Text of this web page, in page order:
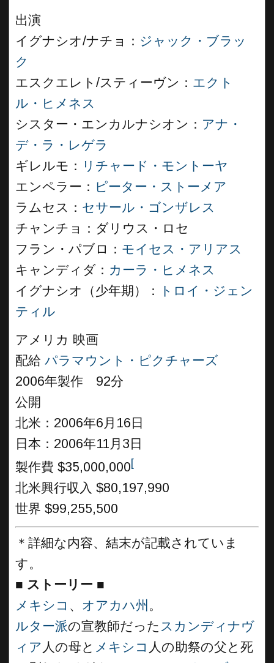
出演
イグナシオ/ナチョ： ジャック・ブラッ
ク
エスクエレト/スティーヴン： エクト
ル・ヒメネス
シスター・エンカルナシオン： アナ・
デ・ラ・レゲラ
ギレルモ： リチャード・モントーヤ
エンペラー： ピーター・ストーメア
ラムセス： セサール・ゴンザレス
チャンチョ：ダリウス・ロセ
フラン・パブロ： モイセス・アリアス
キャンディダ： カーラ・ヒメネス
イグナシオ（少年期）：
トロイ・ジェン
ティル
アメリカ 映画
配給 パラマウント・ピクチャーズ
2006年製作 92分
公開
北米：2006年6月16日
日本：2006年11月3日
製作費 $35,000,000[
北米興行収入 $80,197,990
世界 $99,255,500
＊詳細な内容、結末が記載されていま
す。
■ ストーリー ■
メキシコ 、 オアカハ州 。
ルター派の宣教師だった スカンディナヴ
ィア 人の母と メキシコ 人の助祭の父と死